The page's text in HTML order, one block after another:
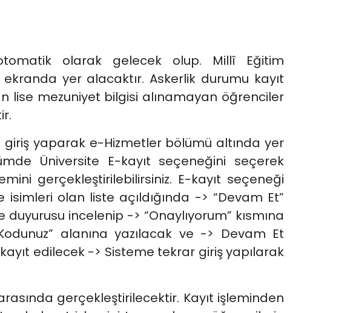
olarak gelecek olup. Millî Eğitim
yer alacaktır. Askerlik durumu kayıt
lise mezuniyet bilgisi alınamayan öğrenciler
yaparak e-Hizmetler bölümü altında yer
Üniversite E-kayıt seçeneğini seçerek
gerçekleştirilebilirsiniz. E-kayıt seçeneği
olan liste açıldığında -> “Devam Et”
incelenip -> “Onaylıyorum” kısmına
alanına yazılacak ve -> Devam Et
edilecek -> Sisteme tekrar giriş yapılarak
gerçekleştirilecektir. Kayıt işleminden